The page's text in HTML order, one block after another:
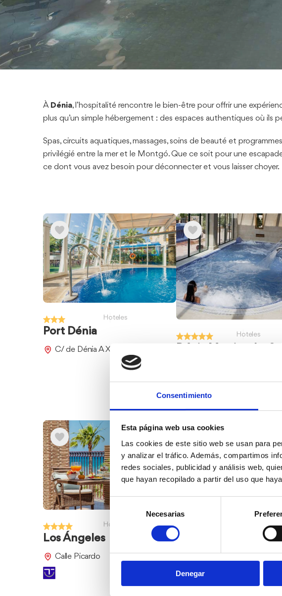
Consentimiento
Esta página web usa cookies
Las cookies de este sitio web se usan para
y analizar el tráfico. Además, compartimos
redes sociales, publicidad y análisis web,
que hayan recopilado a partir del uso que
consentimiento
Necesarias
Denegar
À Dénia, l’hospitalité rencontre le bien-être pour offrir une
plus qu’un simple hébergement : des espaces authentiques où
Spas, circuits aquatiques, massages, soins de beauté et
privilégié entre la mer et le Montgó. Que ce soit pour une
ce dont vous avez besoin pour déconnecter et vous laisser choyer.
Hoteles
Port Dénia
C/ de Dénia A Xábia, 48
Hoteles
Alquería de Ferrando s/n
Jesús Pobre)
Hoteles
Los Ángeles
Calle Picardo Palau Verd
Carretera Barranc del